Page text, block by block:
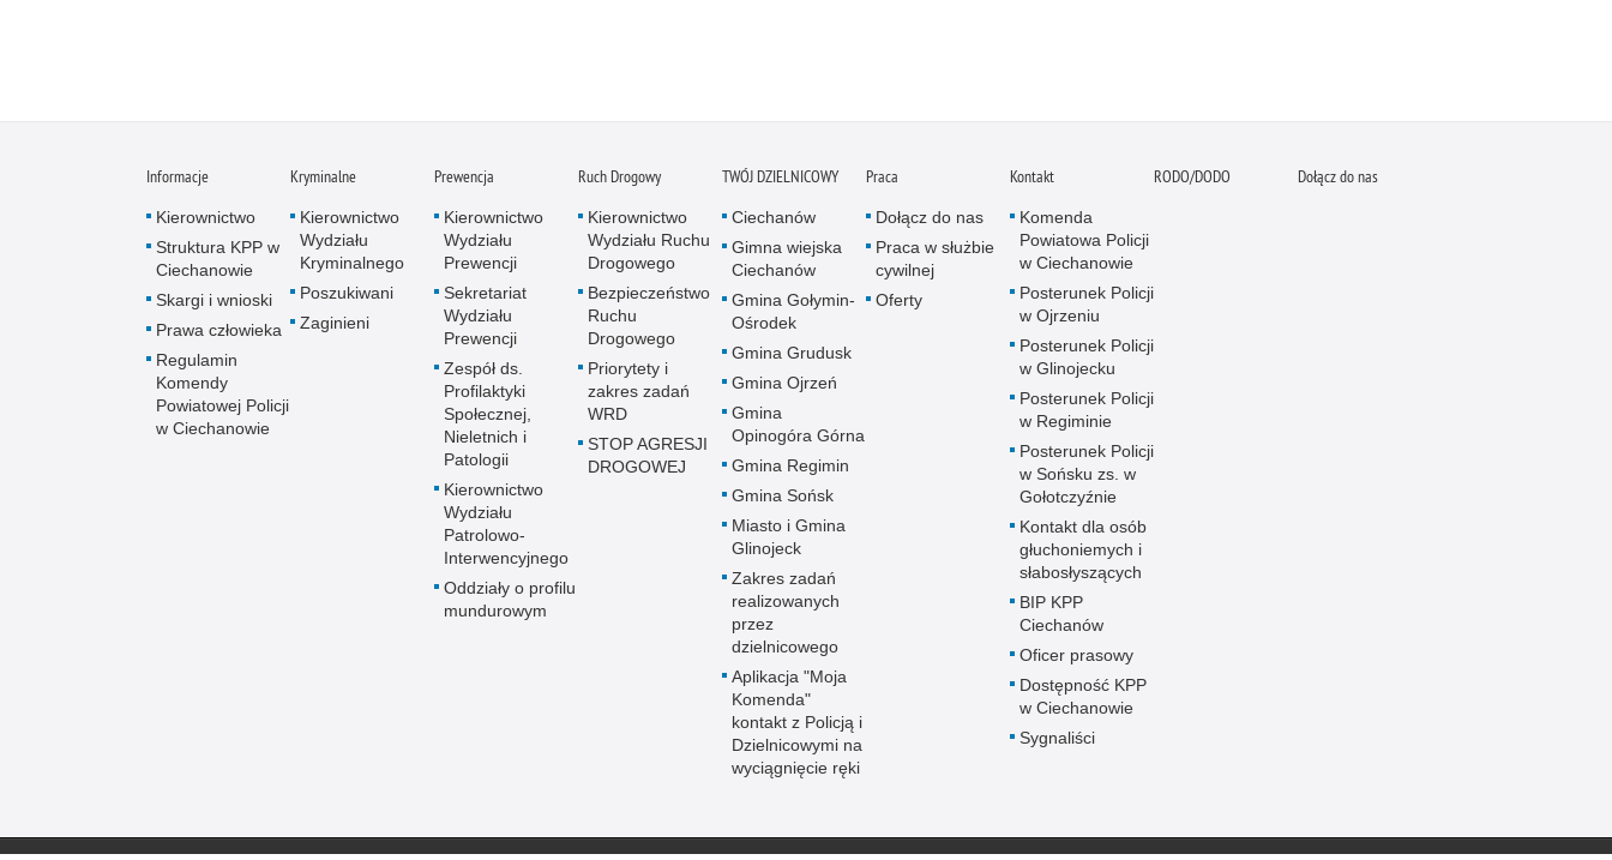
Informacje
Kierownictwo
Struktura KPP w
Ciechanowie
Skargi i wnioski
Prawa człowieka
Regulamin
Komendy
Powiatowej Policji
w Ciechanowie
Kryminalne
Kierownictwo
Wydziału
Kryminalnego
Poszukiwani
Zaginieni
Prewencja
Kierownictwo
Wydziału
Prewencji
Sekretariat
Wydziału
Prewencji
Zespół ds.
Profilaktyki
Społecznej,
Nieletnich i
Patologii
Kierownictwo
Wydziału
Patrolowo-
Interwencyjnego
Oddziały o profilu
mundurowym
Ruch Drogowy
Kierownictwo
Wydziału Ruchu
Drogowego
Bezpieczeństwo
Ruchu
Drogowego
Priorytety i
zakres zadań
WRD
STOP AGRESJI
DROGOWEJ
TWÓJ DZIELNICOWY
Ciechanów
Gimna wiejska
Ciechanów
Gmina Gołymin-
Ośrodek
Gmina Grudusk
Gmina Ojrzeń
Gmina
Opinogóra Górna
Gmina Regimin
Gmina Sońsk
Miasto i Gmina
Glinojeck
Zakres zadań
realizowanych
przez
dzielnicowego
Aplikacja "Moja
Komenda"
kontakt z Policją i
Dzielnicowymi na
wyciągnięcie ręki
Praca
Dołącz do nas
Praca w służbie
cywilnej
Oferty
Kontakt
Komenda
Powiatowa Policji
w Ciechanowie
Posterunek Policji
w Ojrzeniu
Posterunek Policji
w Glinojecku
Posterunek Policji
w Regiminie
Posterunek Policji
w Sońsku zs. w
Gołotczyźnie
Kontakt dla osób
głuchoniemych i
słabosłyszących
BIP KPP
Ciechanów
Oficer prasowy
Dostępność KPP
w Ciechanowie
Sygnaliści
RODO/DODO Dołącz do nas